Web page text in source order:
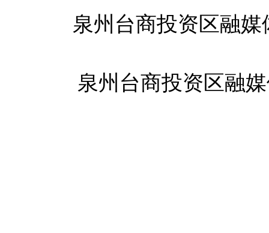
泉州台商投资区融
泉州台商投资区融